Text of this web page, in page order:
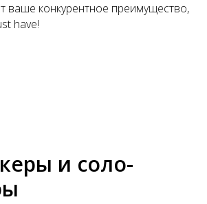
ваше конкурентное преимущество,
have!
и соло-